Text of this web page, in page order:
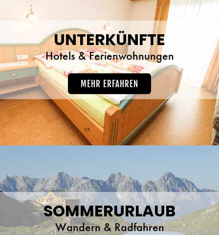
UNTERKÜNFTE
Hotels & Ferienwohnungen
MEHR ERFAHREN
SOMMERURLAUB
Wandern & Radfahren